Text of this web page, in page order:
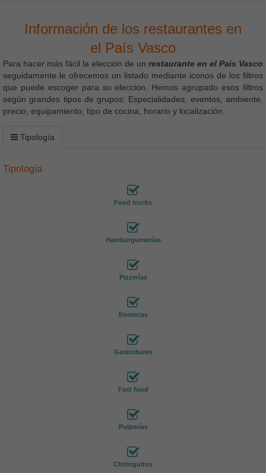
Información de los restaurantes en
el País Vasco
Para hacer más fácil la elección de un restaurante en el País Vasco
seguidamente le ofrecemos un listado mediante iconos de los filtros
que puede escoger para su elección. Hemos agrupado esos filtros
según grandes tipos de grupos: Especialidades, eventos, ambiente,
precio, equipamiento, tipo de cocina, horario y localización.
Tipología
Tipología
Food trucks
Hamburgueserías
Pizzerías
Enotecas
Gastrobares
Fast food
Pulperías
Chiringuitos